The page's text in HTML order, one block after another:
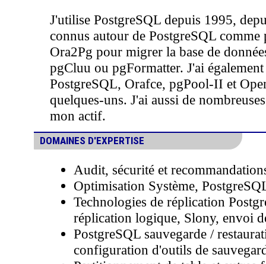
J'utilise PostgreSQL depuis 1995,
connus autour de PostgreSQL
Ora2Pg pour migrer la base de
pgCluu ou pgFormatter. J'ai
PostgreSQL, Orafce, pgPool-II et
quelques-uns. J'ai aussi de
mon actif.
DOMAINES D'EXPERTISE
Audit, sécurité et
Optimisation Système,
Technologies de réplication
réplication logique, Slony, envoi
PostgreSQL sauvegarde /
configuration d'outils de